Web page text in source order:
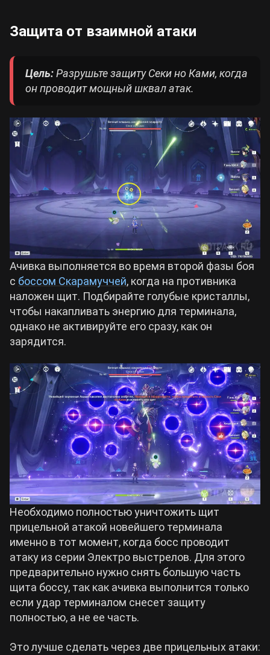
Защита от взаимной атаки
Цель:Разрушьте защиту Секи но Ками, когда
он проводит мощный шквал атак.
Ачивка выполняется во время второй фазы боя
с боссом Скарамуччей, когда на противника
наложен щит. Подбирайте голубые кристаллы,
чтобы накапливать энергию для терминала,
однако не активируйте его сразу, как он
зарядится.
Необходимо полностью уничтожить щит
прицельной атакой новейшего терминала
именно в тот момент, когда босс проводит
атаку из серии Электро выстрелов. Для этого
предварительно нужно снять большую часть
щита боссу, так как ачивка выполнится только
если удар терминалом снесет защиту
полностью, а не ее часть.
Это лучше сделать через две прицельных атаки: